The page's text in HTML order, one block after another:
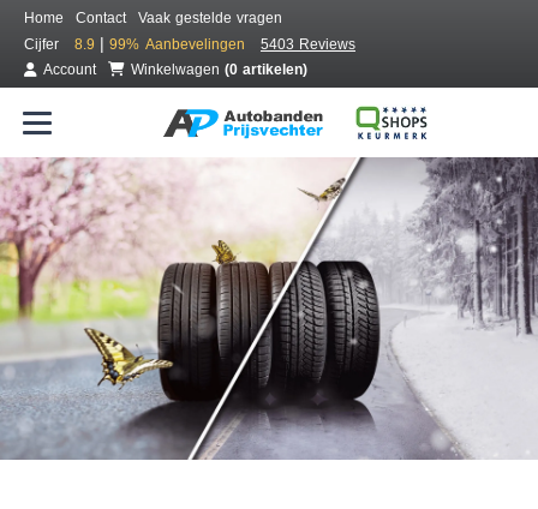
Home Contact
Vaak gestelde vragen
Cijfer
8.9 | 99% Aanbevelingen
5403 Reviews
Account
Winkelwagen (0 artikelen)
Bestel voordelig all season banden
Gratis bezorgd of montage bij jou in de buurt
Seizoen:
Merken: